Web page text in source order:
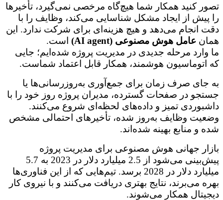
تصور کنید همکار شما هیچ‌گاه مرخصی نمی‌گیرد، تأخیرها
را پیش از ایجاد مشکل شناسایی می‌کند، وظایف را با
دقت انجام می‌دهد و هیچ هزینه‌ای برای شرکت ندارد. این
همان عامل هوش مصنوعی (AI agent)
است.
ما وارد مرحله جدیدی در مدیریت پروژه شده‌ایم؛ جایی
که اتوماسیون هوشمند، همکار قابل اعتماد شماست.
به جای صرف زمان برای جمع‌آوری به‌روزرسانی‌ها یا
جستجو در صفحات گسترده، مدیران پروژه روز خود را با
داشبوردی تمیز و داده‌های لحظه‌ای شروع می‌کنند.
وضعیت وظایف به‌روز شده، تأخیرهای احتمالی مشخص
شده و منابع بهینه شده‌اند.
بازار جهانی هوش مصنوعی برای مدیریت پروژه
پیش‌بینی می‌شود از 2.5 میلیارد دلار در 2023 به 5.7
میلیارد دلار در 2028 برسد. تیم‌هایی که از این فناوری‌ها
بهره می‌برند، نتایج بهتری دریافت می‌کنند و با نیروی کار
دیجیتال همکار می‌شوند.